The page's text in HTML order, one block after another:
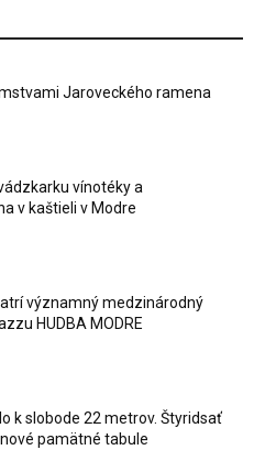
Jaroveckého ramena
vínotéky a
v kaštieli v Modre
významný medzinárodný
HUDBA MODRE
k slobode 22 metrov. Štyridsať
pamätné tabule